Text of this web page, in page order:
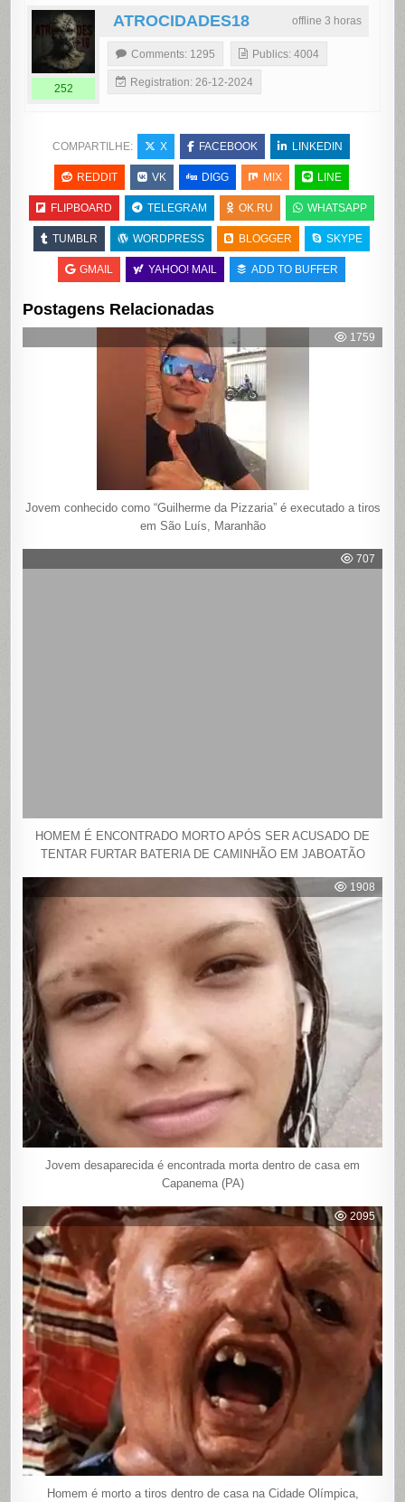
offline 3 horas
ATROCIDADES18
252
Comments: 1295 Publics: 4004
Registration: 26-12-2024
COMPARTILHE: X FACEBOOK LINKEDIN
REDDIT VK DIGG MIX LINE
FLIPBOARD TELEGRAM OK.RU WHATSAPP
TUMBLR WORDPRESS BLOGGER SKYPE
GMAIL YAHOO! MAIL ADD TO BUFFER
Postagens Relacionadas
1759
Jovem conhecido como “Guilherme da Pizzaria” é executado a tiros
em São Luís, Maranhão
707
HOMEM É ENCONTRADO MORTO APÓS SER ACUSADO DE
TENTAR FURTAR BATERIA DE CAMINHÃO EM JABOATÃO
1908
Jovem desaparecida é encontrada morta dentro de casa em
Capanema (PA)
2095
Homem é morto a tiros dentro de casa na Cidade Olímpica,